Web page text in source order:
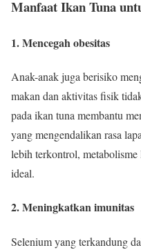
Manfaat Ikan Tuna
1. Mencegah obesitas
Anak-anak juga berisiko
makan dan aktivitas fisik
pada ikan tuna membantu
yang mengendalikan rasa
lebih terkontrol,
ideal.
2. Meningkatkan imunitas
Selenium yang terkandung